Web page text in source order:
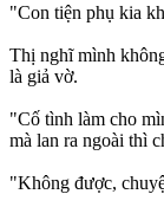
"Con tiện phụ kia
Thị nghĩ mình
là giả vờ.
"Cố tình làm cho
mà lan ra ngoài thì
"Không được,